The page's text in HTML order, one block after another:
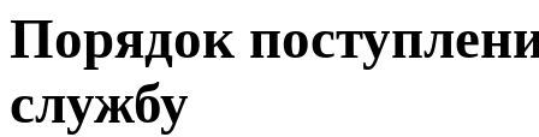
Порядок
службу